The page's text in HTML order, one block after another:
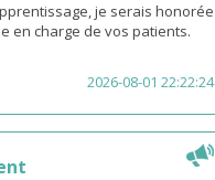
je serais honorée
en charge de vos patients.
2026-08-01 22:22:24